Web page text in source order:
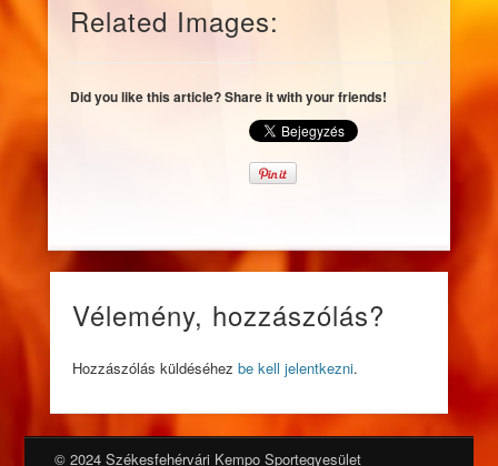
Related Images:
Did you like this article? Share it with your friends!
Vélemény, hozzászólás?
Hozzászólás küldéséhez be kell jelentkezni.
© 2024 Székesfehérvári Kempo Sportegyesület